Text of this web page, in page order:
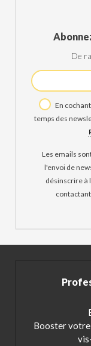
De
En
temps des
Les emails
l'envoi de
désinscrire à
Booster